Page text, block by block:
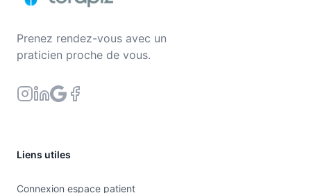
Prenez rendez-vous avec un
praticien proche de vous.
Liens utiles
Connexion espace patient